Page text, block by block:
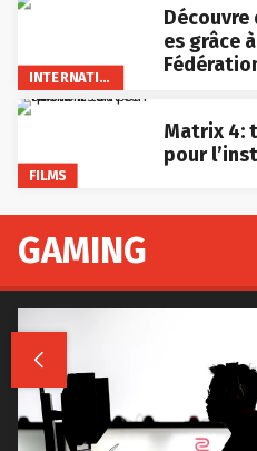
INTERNATIONAL
Découvre
es grâce
FILMS
Matrix 4:
pour
GAMING
